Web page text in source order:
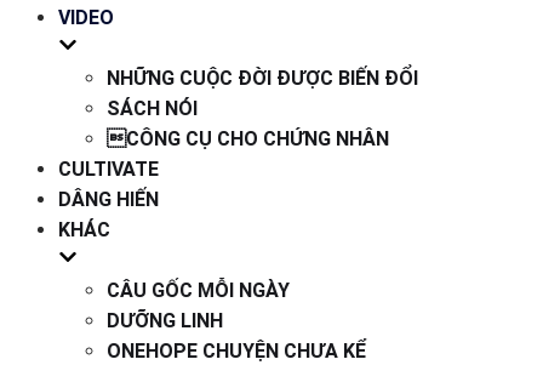
VIDEO
NHỮNG CUỘC ĐỜI ĐƯỢC BIẾN ĐỔI
SÁCH NÓI
CÔNG CỤ CHO CHỨNG NHÂN
CULTIVATE
DÂNG HIẾN
KHÁC
CÂU GỐC MỖI NGÀY
DƯỠNG LINH
ONEHOPE CHUYỆN CHƯA KỂ